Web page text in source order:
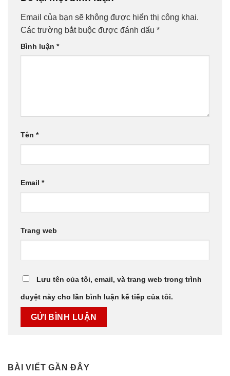
Email của bạn sẽ không được hiển thị công khai.
Các trường bắt buộc được đánh dấu *
Bình luận *
Tên *
Email *
Trang web
Lưu tên của tôi, email, và trang web trong trình
duyệt này cho lần bình luận kế tiếp của tôi.
BÀI VIẾT GẦN ĐÂY